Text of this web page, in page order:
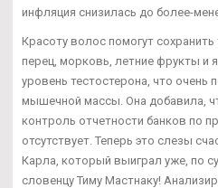
инфляция снизилась до более-
Красоту волос помогут
перец, морковь, летние фрукты и
уровень тестостерона, что очень
мышечной массы. Она добавила,
контроль отчетности банков по
отсутствует. Теперь это слезы
Карла, который выиграл уже, по
словенцу Тиму Мастнаку!